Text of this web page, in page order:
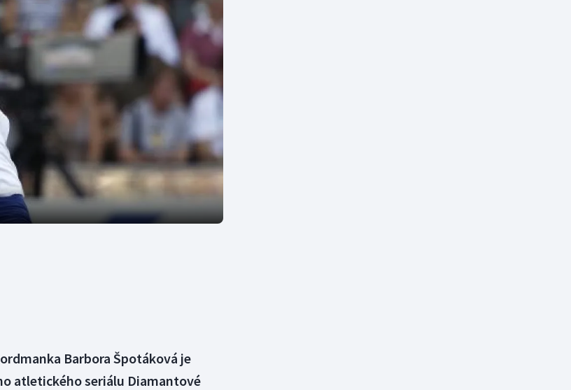
pětiboj
Motorsport
hry
volejbal
Triatlon
Veslování
Vodní slalom
Volejbal
Ostatní
Barbora Špotáková je
atletického seriálu Diamantové